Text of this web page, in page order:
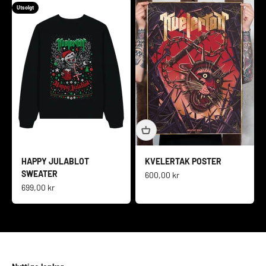
Utsolgt
HAPPY JULABLOT
SWEATER
Salgspris
699,00 kr
KVELERTAK POSTER
Salgspris
600,00 kr